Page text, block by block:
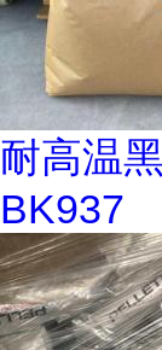
耐高温
BK937